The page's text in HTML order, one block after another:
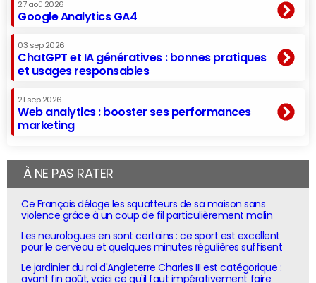
27 aoû 2026
Google Analytics GA4
03 sep 2026
ChatGPT et IA génératives : bonnes pratiques
et usages responsables
21 sep 2026
Web analytics : booster ses performances
marketing
À NE PAS RATER
Ce Français déloge les squatteurs de sa maison sans
violence grâce à un coup de fil particulièrement malin
Les neurologues en sont certains : ce sport est excellent
pour le cerveau et quelques minutes régulières suffisent
Le jardinier du roi d'Angleterre Charles III est catégorique :
avant fin août, voici ce qu'il faut impérativement faire